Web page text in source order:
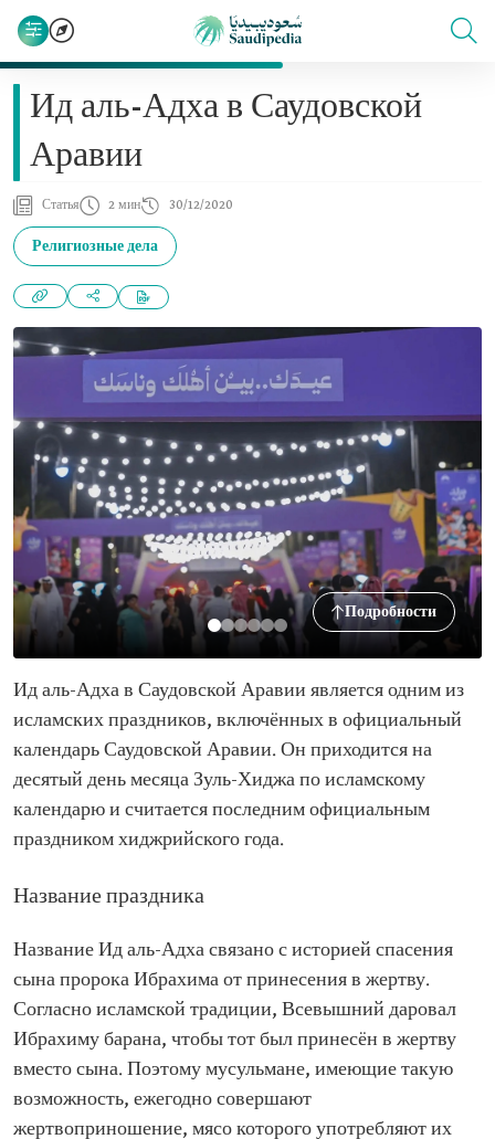
Ид аль-Адха в Саудовской
Аравии
Статья 2 мин 30/12/2020
Религиозные дела
Подробности
Ид аль-Адха в Саудовской Аравии является одним из
исламских праздников, включённых в официальный
календарь Саудовской Аравии. Он приходится на
десятый день месяца Зуль-Хиджа по исламскому
календарю и считается последним официальным
праздником хиджрийского года.
Название праздника
Название Ид аль-Адха связано с историей спасения
сына пророка Ибрахима от принесения в жертву.
Согласно исламской традиции, Всевышний даровал
Ибрахиму барана, чтобы тот был принесён в жертву
вместо сына. Поэтому мусульмане, имеющие такую
возможность, ежегодно совершают
жертвоприношение, мясо которого употребляют их